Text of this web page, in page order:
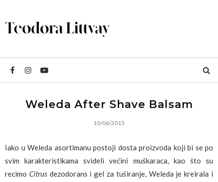
Weleda After Shave Balsam
10/06/2015
Iako u Weleda asortimanu postoji dosta proizvoda koji bi se po
svim karakteristikama svideli većini muškaraca, kao što su
recimo Citrusdezodorans i gel za tuširanje, Weleda je kreirala i